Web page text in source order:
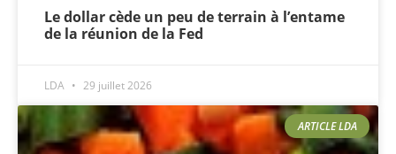
Le dollar cède un peu de terrain à l’entame
de la réunion de la Fed
LDA 29 juillet 2026
ARTICLE LDA